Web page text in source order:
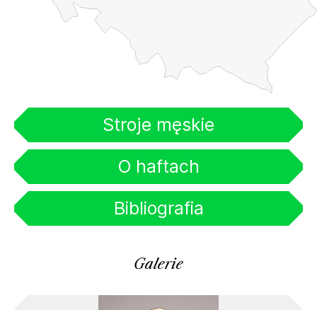
Stroje męskie
O haftach
Bibliografia
Galerie